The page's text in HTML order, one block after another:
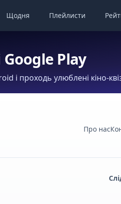
Щодня Плейлисти
Google Play
і проходь улюблені кіно-
Про нас